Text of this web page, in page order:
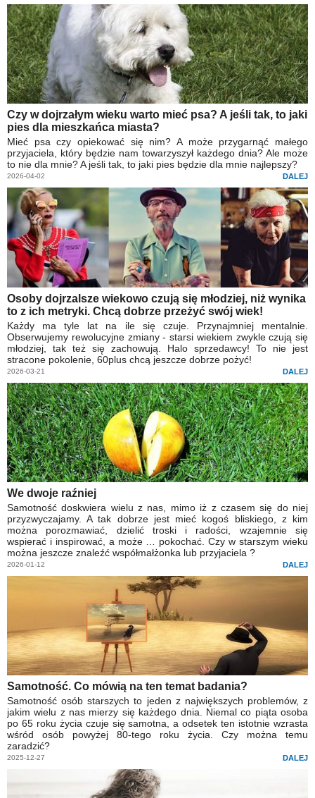
Czy w dojrzałym wieku warto mieć psa? A jeśli tak, to jaki
pies dla mieszkańca miasta?
Mieć psa czy opiekować się nim? A może przygarnąć małego
przyjaciela, który będzie nam towarzyszył każdego dnia? Ale może
to nie dla mnie? A jeśli tak, to jaki pies będzie dla mnie najlepszy?
2026-04-02 DALEJ
Osoby dojrzalsze wiekowo czują się młodziej, niż wynika
to z ich metryki. Chcą dobrze przeżyć swój wiek!
Każdy ma tyle lat na ile się czuje. Przynajmniej mentalnie.
Obserwujemy rewolucyjne zmiany - starsi wiekiem zwykle czują się
młodziej, tak też się zachowują. Halo sprzedawcy! To nie jest
stracone pokolenie, 60plus chcą jeszcze dobrze pożyć!
2026-03-21 DALEJ
We dwoje raźniej
Samotność doskwiera wielu z nas, mimo iż z czasem się do niej
przyzwyczajamy. A tak dobrze jest mieć kogoś bliskiego, z kim
można porozmawiać, dzielić troski i radości, wzajemnie się
wspierać i inspirować, a może … pokochać. Czy w starszym wieku
można jeszcze znaleźć współmałżonka lub przyjaciela ?
2026-01-12 DALEJ
Samotność. Co mówią na ten temat badania?
Samotność osób starszych to jeden z największych problemów, z
jakim wielu z nas mierzy się każdego dnia. Niemal co piąta osoba
po 65 roku życia czuje się samotna, a odsetek ten istotnie wzrasta
wśród osób powyżej 80-tego roku życia. Czy można temu
zaradzić?
2025-12-27 DALEJ